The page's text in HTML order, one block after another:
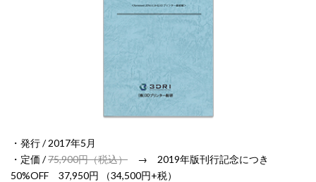
・発行 / 2017年5月
・定価 /75,900円（税込） → 2019年版刊行記念につき
50%OFF 37,950円 （34,500円+税）